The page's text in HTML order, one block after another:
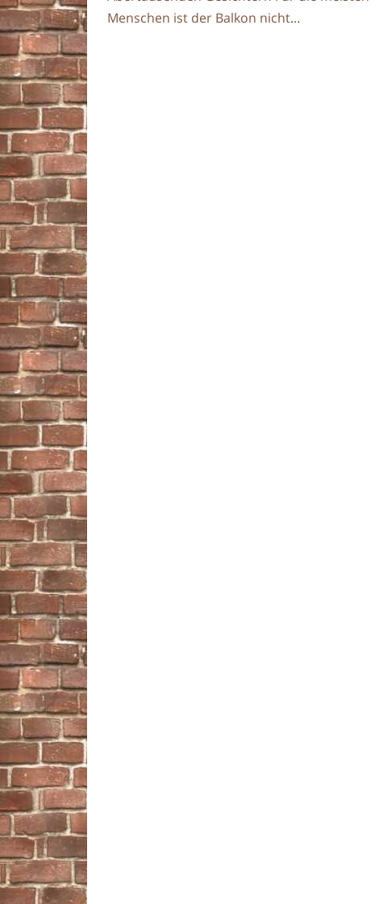
Menschen ist der Balkon nicht…